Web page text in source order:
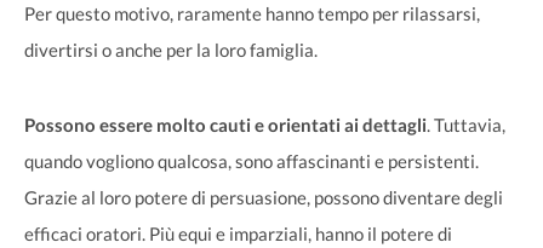
Per questo motivo, raramente hanno tempo per rilassarsi,
divertirsi o anche per la loro famiglia.
Possono essere molto cauti e orientati ai dettagli. Tuttavia,
quando vogliono qualcosa, sono affascinanti e persistenti.
Grazie al loro potere di persuasione, possono diventare degli
efficaci oratori. Più equi e imparziali, hanno il potere di